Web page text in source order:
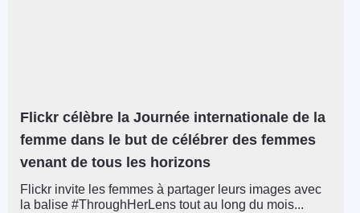
Flickr célèbre la Journée internationale de la
femme dans le but de célébrer des femmes
venant de tous les horizons
Flickr invite les femmes à partager leurs images avec
la balise #ThroughHerLens tout au long du mois...